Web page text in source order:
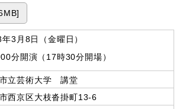
3月8日（金曜日）
00分開演（17時30分開場）
立芸術大学 講堂
西京区大枝沓掛町13-6